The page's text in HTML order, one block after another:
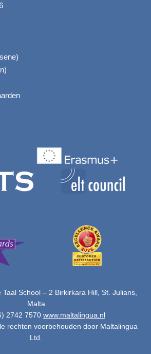
School – 2 Birkirkara Hill, St. Julians,
Malta
2742 7570 www.maltalingua.nl
rechten voorbehouden door Maltalingua
Ltd.